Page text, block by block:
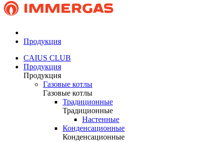
Продукция
CAIUS CLUB
Продукция
Продукция
Газовые котлы
Газовые котлы
Традиционные
Традиционные
Настенные
Конденсационные
Конденсационные